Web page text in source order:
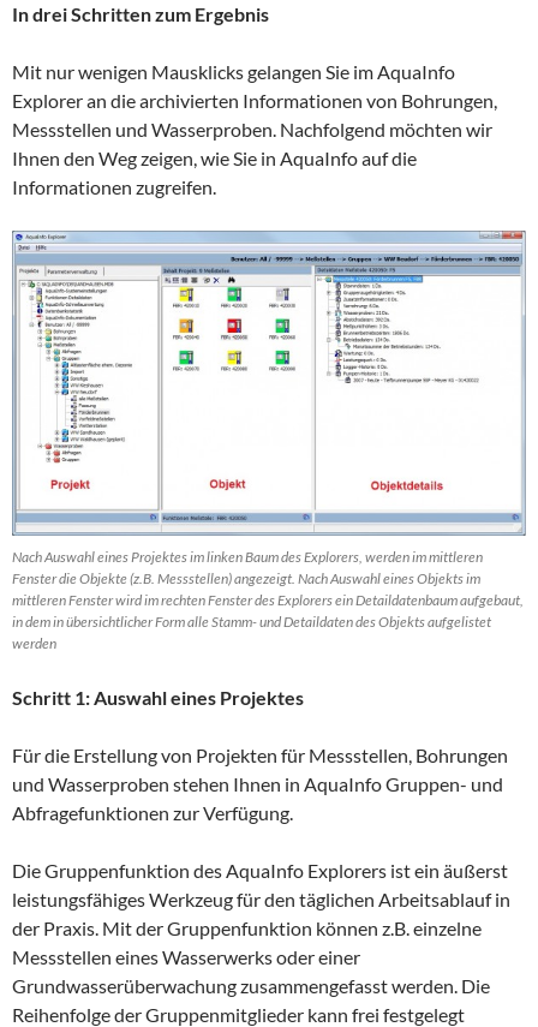
In drei Schritten zum Ergebnis
Mit nur wenigen Mausklicks gelangen Sie im AquaInfo
Explorer an die archivierten Informationen von Bohrungen,
Messstellen und Wasserproben. Nachfolgend möchten wir
Ihnen den Weg zeigen, wie Sie in AquaInfo auf die
Informationen zugreifen.
Nach Auswahl eines Projektes im linken Baum des Explorers, werden im mittleren
Fenster die Objekte (z.B. Messstellen) angezeigt. Nach Auswahl eines Objekts im
mittleren Fenster wird im rechten Fenster des Explorers ein Detaildatenbaum aufgebaut,
in dem in übersichtlicher Form alle Stamm- und Detaildaten des Objekts aufgelistet
werden
Schritt 1: Auswahl eines Projektes
Für die Erstellung von Projekten für Messstellen, Bohrungen
und Wasserproben stehen Ihnen in AquaInfo Gruppen- und
Abfragefunktionen zur Verfügung.
Die Gruppenfunktion des AquaInfo Explorers ist ein äußerst
leistungsfähiges Werkzeug für den täglichen Arbeitsablauf in
der Praxis. Mit der Gruppenfunktion können z.B. einzelne
Messstellen eines Wasserwerks oder einer
Grundwasserüberwachung zusammengefasst werden. Die
Reihenfolge der Gruppenmitglieder kann frei festgelegt